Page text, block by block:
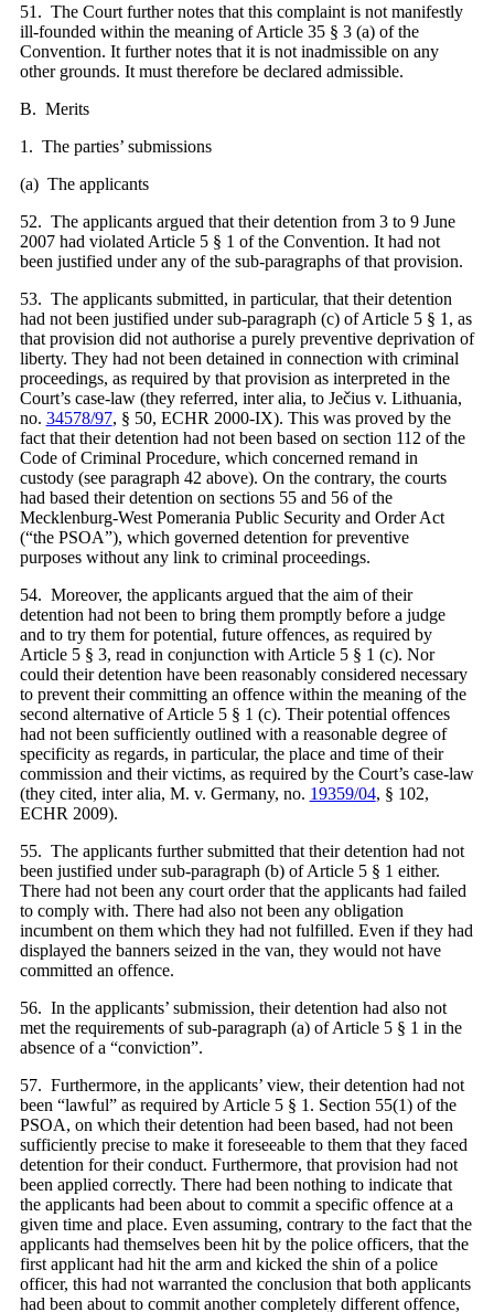
51. The Court further notes that this complaint is not manifestly
ill‑founded within the meaning of Article 35 § 3 (a) of the
Convention. It further notes that it is not inadmissible on any
other grounds. It must therefore be declared admissible.
B. Merits
1. The parties’ submissions
(a) The applicants
52. The applicants argued that their detention from 3 to 9 June
2007 had violated Article 5 § 1 of the Convention. It had not
been justified under any of the sub-paragraphs of that provision.
53. The applicants submitted, in particular, that their detention
had not been justified under sub-paragraph (c) of Article 5 § 1, as
that provision did not authorise a purely preventive deprivation of
liberty. They had not been detained in connection with criminal
proceedings, as required by that provision as interpreted in the
Court’s case-law (they referred, inter alia, to Ječius v. Lithuania,
no. 34578/97, § 50, ECHR 2000‑IX). This was proved by the
fact that their detention had not been based on section 112 of the
Code of Criminal Procedure, which concerned remand in
custody (see paragraph 42 above). On the contrary, the courts
had based their detention on sections 55 and 56 of the
Mecklenburg-West Pomerania Public Security and Order Act
(“the PSOA”), which governed detention for preventive
purposes without any link to criminal proceedings.
54. Moreover, the applicants argued that the aim of their
detention had not been to bring them promptly before a judge
and to try them for potential, future offences, as required by
Article 5 § 3, read in conjunction with Article 5 § 1 (c). Nor
could their detention have been reasonably considered necessary
to prevent their committing an offence within the meaning of the
second alternative of Article 5 § 1 (c). Their potential offences
had not been sufficiently outlined with a reasonable degree of
specificity as regards, in particular, the place and time of their
commission and their victims, as required by the Court’s case-law
(they cited, inter alia, M. v. Germany, no. 19359/04, § 102,
ECHR 2009).
55. The applicants further submitted that their detention had not
been justified under sub-paragraph (b) of Article 5 § 1 either.
There had not been any court order that the applicants had failed
to comply with. There had also not been any obligation
incumbent on them which they had not fulfilled. Even if they had
displayed the banners seized in the van, they would not have
committed an offence.
56. In the applicants’ submission, their detention had also not
met the requirements of sub-paragraph (a) of Article 5 § 1 in the
absence of a “conviction”.
57. Furthermore, in the applicants’ view, their detention had not
been “lawful” as required by Article 5 § 1. Section 55(1) of the
PSOA, on which their detention had been based, had not been
sufficiently precise to make it foreseeable to them that they faced
detention for their conduct. Furthermore, that provision had not
been applied correctly. There had been nothing to indicate that
the applicants had been about to commit a specific offence at a
given time and place. Even assuming, contrary to the fact that the
applicants had themselves been hit by the police officers, that the
first applicant had hit the arm and kicked the shin of a police
officer, this had not warranted the conclusion that both applicants
had been about to commit another completely different offence,